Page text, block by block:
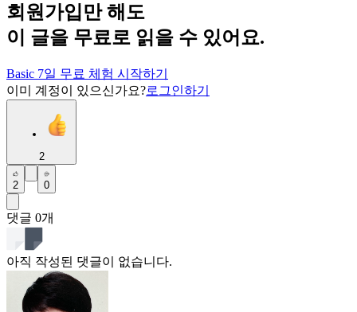
회원가입만 해도
이 글을 무료로 읽을 수 있어요.
Basic 7일 무료 체험 시작하기
이미 계정이 있으신가요?로그인하기
2
2 0
댓글 0개
아직 작성된 댓글이 없습니다.